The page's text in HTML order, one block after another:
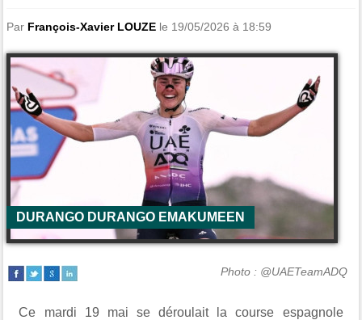
Par François-Xavier LOUZE le 19/05/2026 à 18:59
DURANGO DURANGO EMAKUMEEN
Photo : @UAETeamADQ
Ce mardi 19 mai se déroulait la course espagnole